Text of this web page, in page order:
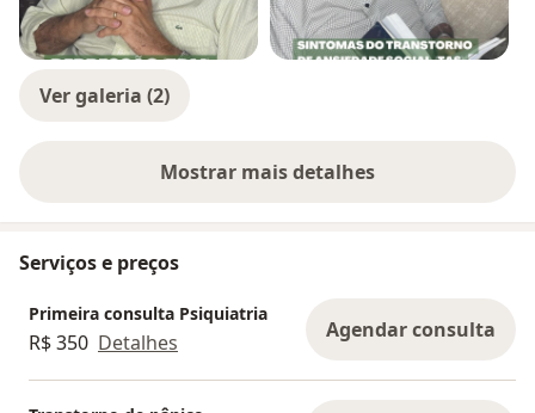
Ver galeria (2)
Mostrar mais detalhes
sobre a experiência
Serviços e preços
Primeira consulta Psiquiatria
R$ 350 Detalhes Agendar consulta